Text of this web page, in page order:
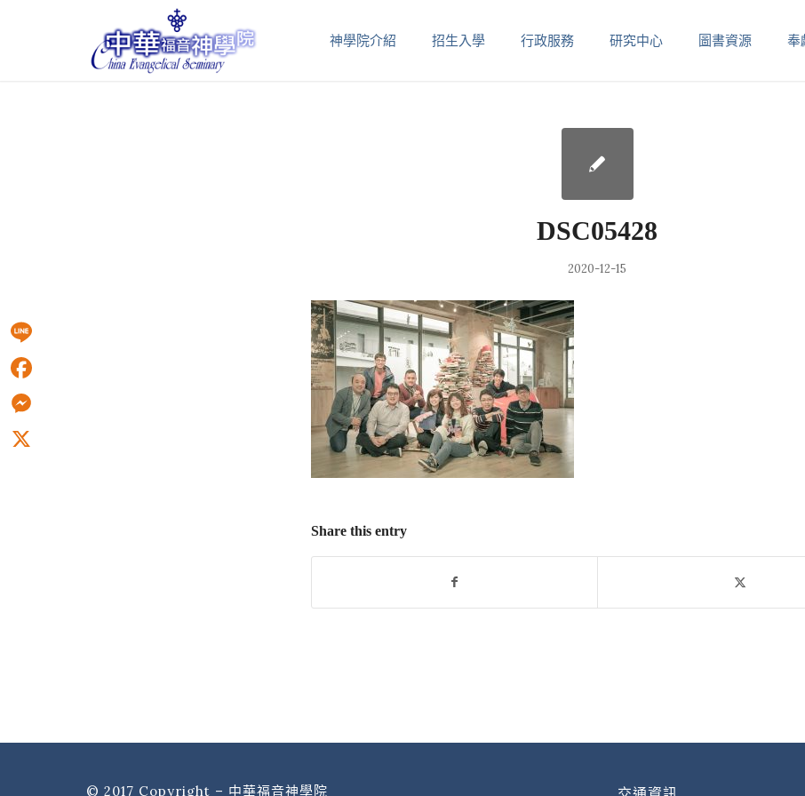
神學院介紹 招生入學 行政服務 研究中心 圖書資源 奉
DSC05428
2020-12-15
Share this entry
© 2017 Copyright – 中華福音神學院
Line
Facebook
Messenger